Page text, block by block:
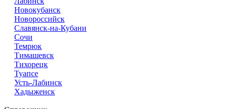
Новокубанск
Новороссийск
Славянск-на-Кубани
Сочи
Темрюк
Тимашевск
Тихорецк
Туапсе
Усть-Лабинск
Хадыженск